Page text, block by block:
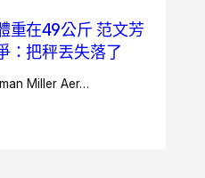
重在49公斤 范文芳
：把秤丟失落了
Miller Aer…